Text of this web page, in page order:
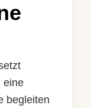
eine
begleiten